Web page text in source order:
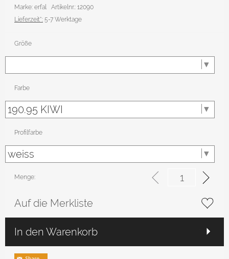
Marke: erfal Artikelnr.: 12090
Lieferzeit*: 5-7 Werktage
Größe
Farbe
Profilfarbe
Menge:
Auf die Merkliste
In den Warenkorb